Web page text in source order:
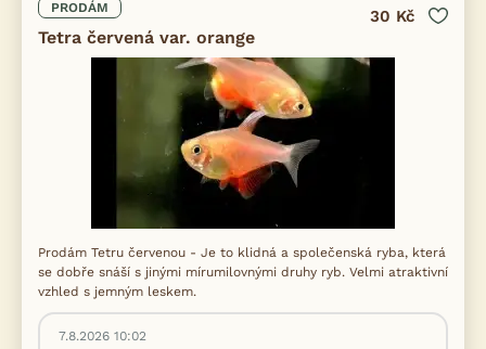
PRODÁM
Tetra červená var. orange
30 Kč
Prodám Tetru červenou - Je to klidná a společenská ryba, která
se dobře snáší s jinými mírumilovnými druhy ryb. Velmi atraktivní
vzhled s jemným leskem.
7.8.2026 10:02